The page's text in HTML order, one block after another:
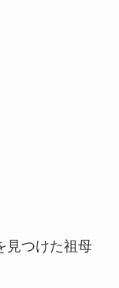
見つけた祖母